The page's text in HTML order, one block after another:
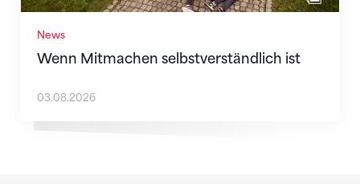
News
Wenn Mitmachen selbstverständlich ist
03.08.2026